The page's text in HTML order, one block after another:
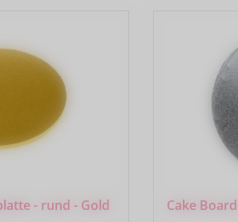
- rund - Gold
Cake